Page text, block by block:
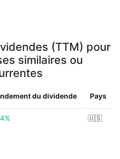
(TTM) pour
similaires ou
du dividende Pays
🇺🇸